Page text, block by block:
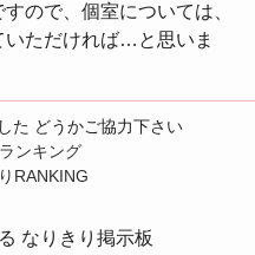
ので、個室については、
いただければ…と思いま
た どうかご協力下さい
ンキング
RANKING
なりきり掲示板